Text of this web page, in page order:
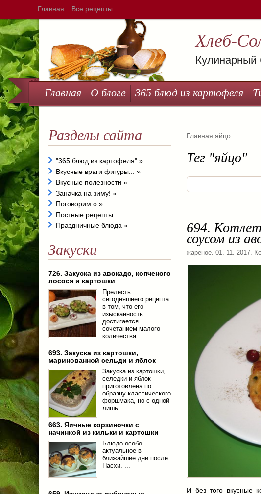
Главная Все рецепты
Хлеб-
Кулинарный
Главная О блоге 365 блюд из картофеля
Главная яйцо
Тег "яйцо"
694.
соусом из
жареное. 01. 11. 2017.
И без того вкусные
Разделы сайта
"365 блюд из картофеля" »
Вкусные враги фигуры... »
Вкусные полезности »
Заначка на зиму! »
Поговорим о »
Постные рецепты
Праздничные блюда »
Закуски
726. Закуска из авокадо, копченого
лосося и картошки
Прелесть
сегодняшнего рецепта
в том, что его
изысканность
достигается
сочетанием малого
количества ...
693. Закуска из картошки,
маринованной сельди и яблок
Закуска из картошки,
селедки и яблок
приготовлена по
образцу классического
форшмака, но с одной
лишь ...
663. Яичные корзиночки с
начинкой из кильки и картошки
Блюдо особо
актуальное в
ближайшие дни после
Пасхи. ...